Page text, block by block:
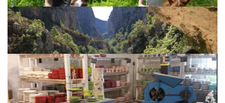
SUR PLACE
PRODUITS LOCAUX
SUR PLACE
EQUITATION